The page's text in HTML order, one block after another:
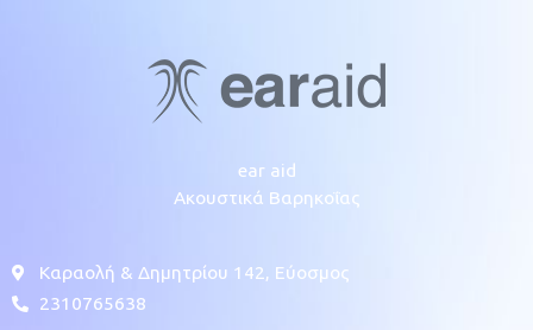
ear aid
Ακουστικά Βαρηκοΐας
Καραολή & Δημητρίου 142, Εύοσμος
2310765638